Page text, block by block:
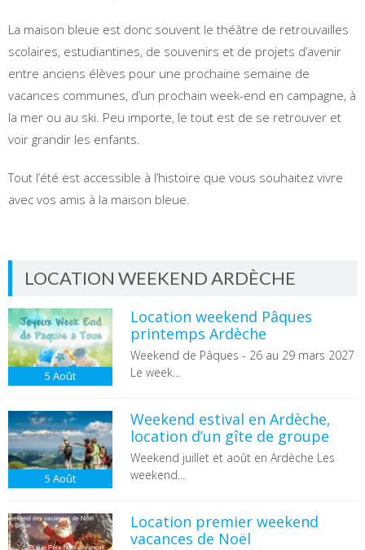
La maison bleue est donc souvent le théâtre de retrouvailles
scolaires, estudiantines, de souvenirs et de projets d’avenir
entre anciens élèves pour une prochaine semaine de
vacances communes, d’un prochain week-end en campagne, à
la mer ou au ski. Peu importe, le tout est de se retrouver et
voir grandir les enfants.
Tout l’été est accessible à l’histoire que vous souhaitez vivre
avec vos amis à la maison bleue.
LOCATION WEEKEND ARDÈCHE
5 Août
Location weekend Pâques
printemps Ardèche
Weekend de Pâques - 26 au 29 mars 2027
Le week...
5 Août
Weekend estival en Ardèche,
location d’un gîte de groupe
Weekend juillet et août en Ardèche Les
weekend...
Location premier weekend
vacances de Noël